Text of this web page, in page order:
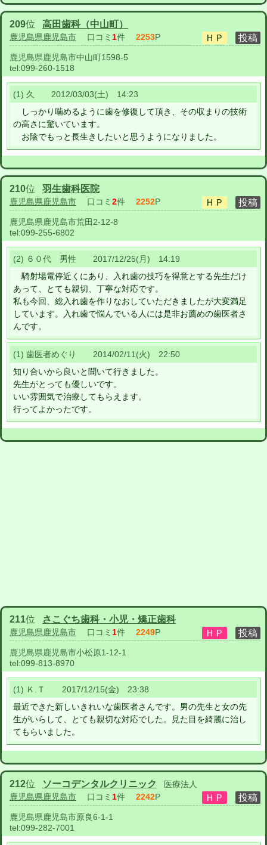
209位 高田歯科（中山町）
鹿児島県鹿児島市 口コミ 1件 2253P
鹿児島県鹿児島市中山町1598-5
tel:099-260-1518
(1) 久 2012/03/03(土) 14:23
しっかり噛めるように歯を修復して頂き、その収まりの技術
の高さに驚いています。
お陰でもっと長生きしたいと思うようになりました。
210位 羽生歯科医院
鹿児島県鹿児島市 口コミ 2件 2252P
鹿児島県鹿児島市荒田2-12-8
tel:099-255-6802
(2) ６０代 男性 2017/12/25(月) 14:19
騎射場電停近くにあり、入れ歯の技巧を得意とする先生だけ
あって、とても親切、丁寧な対応です。
私も今回、総入れ歯を作りなおしていただきましたが大変満足
しています。入れ歯で悩んでいる人には是非お薦めの歯医者さ
んです。
(1) 歯医者めぐり 2014/02/11(火) 22:50
知り合いから良いと聞いて行きました。
先生がとっても優しいです。
いい雰囲気で治療してもらえます。
行ってよかったです。
211位 さこぐち歯科・小児・矯正歯科
鹿児島県鹿児島市 口コミ 1件 2249P
鹿児島県鹿児島市小松原1-12-1
tel:099-813-8970
(1) Ｋ.Ｔ 2017/12/15(金) 23:38
最近できた新しいきれいな歯医者さんです。男の先生と女の先
生がいらして、とても親切な対応でした。見た目を綺麗に治し
てもらいました。
212位 ソーコデンタルクリニック
医療法人
鹿児島県鹿児島市 口コミ 1件 2242P
鹿児島県鹿児島市原良6-1-1
tel:099-282-7001